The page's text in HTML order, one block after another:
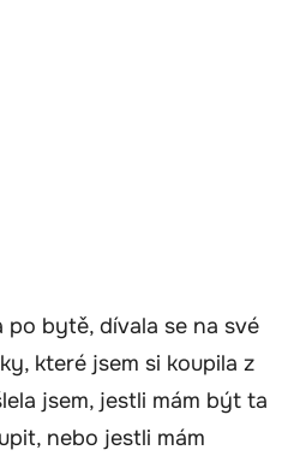
bytě, dívala se na své
které jsem si koupila z
jsem, jestli mám být ta
nebo jestli mám